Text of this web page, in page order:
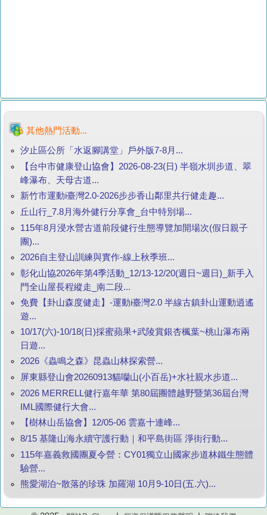
其他熱門活動...
汐止區公所「水返腳講堂」戶外版7-8月...
【台中市健康登山協會】2026-08-23(日) 半嶺水圳步道、翠
峰瀑布、天母古道...
新竹市運動i臺灣2.0-2026步步香山鄰里共行健走趣...
丘山行_7.8月海外健行分享會_台中特別場...
115年8月浸水營古道前段健行生態導覽加開場次(假日親子
團)...
2026自主登山訓練與實作-線上秋季班...
彰化山協2026年第4季活動_12/13-12/20(週日~週日)_新手入
門全山屋長程縱走_南二段...
免費【卦山森度健走】-運動i臺灣2.0 半線古鎮卦山運動逍遙
遊...
10/17(六)-10/18(日)採蜜蘋果+武陵賞銀杏楓葉~桃山瀑布兩
日遊...
2026《蟲鳴之森》昆蟲山林探索營...
屏東縣登山會20260913貓囒山(小百岳)+水社親水步道...
2026 MERRELL健行嘉年華 第80屆團體越野暨第36屆台灣
IML國際健行大會...
【樹林山岳協會】12/05-06 雲嘉十連峰...
8/15 基隆山海永續守護行動｜和平島街區 淨街行動...
115年嘉義救國團夏令營：CY01獨立山國家步道林鐵生態體
驗營...
熊愛湖泊~散落的珍珠 加羅湖 10月9-10日(五.六)...